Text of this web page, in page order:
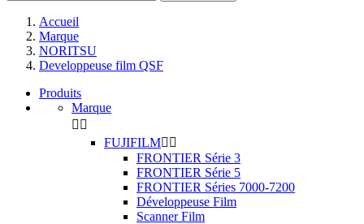
Accueil
Marque
NORITSU
Developpeuse film QSF
Produits
Marque
 
FUJIFILM 
FRONTIER Série 3
FRONTIER Série 5
FRONTIER Séries 7000-7200
Développeuse Film
Scanner Film